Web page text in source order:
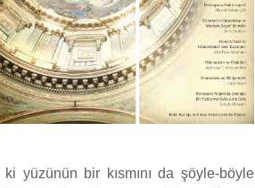
yüzünün bir kısmını da şöyle-böyle